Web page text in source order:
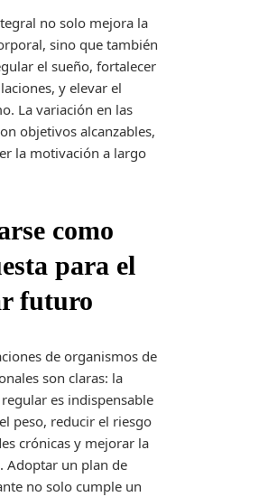
no solo mejora la
sino que también
el sueño, fortalecer
y elevar el
La variación en las
objetivos alcanzables,
la motivación a largo
como
para el
futuro
de organismos de
son claras: la
es indispensable
peso, reducir el riesgo
crónicas y mejorar la
Adoptar un plan de
no solo cumple un